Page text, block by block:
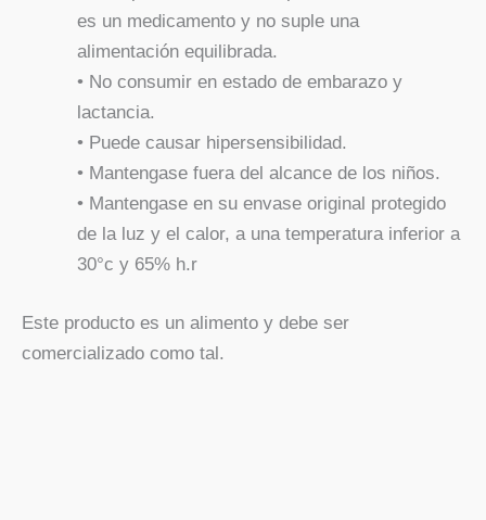
es un medicamento y no suple una
alimentación equilibrada.
• No consumir en estado de embarazo y
lactancia.
• Puede causar hipersensibilidad.
• Mantengase fuera del alcance de los niños.
• Mantengase en su envase original protegido
de la luz y el calor, a una temperatura inferior a
30°c y 65% h.r
Este producto es un alimento y debe ser
comercializado como tal.